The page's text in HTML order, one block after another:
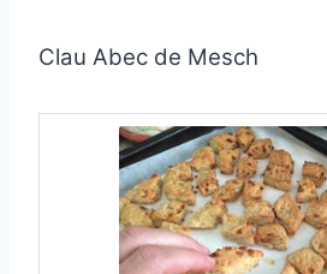
Clau Abec de Mesch